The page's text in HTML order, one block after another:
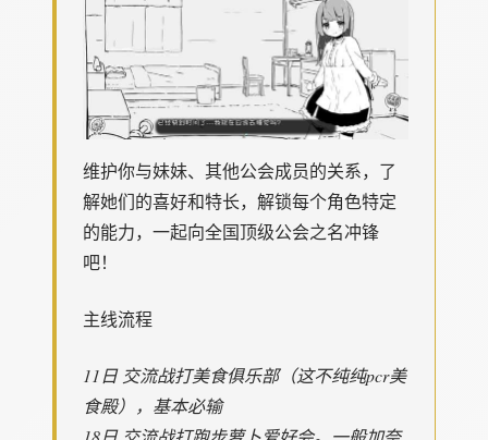
维护你与妹妹、其他公会成员的关系，了
解她们的喜好和特长，解锁每个角色特定
的能力，一起向全国顶级公会之名冲锋
吧！
主线流程
11日 交流战打美食俱乐部（这不纯纯pcr美
食殿），基本必输